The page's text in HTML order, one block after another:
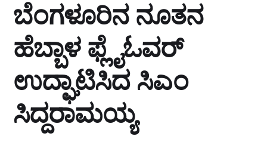
ಬೆಂಗಳೂರಿನ ನೂತನ
ಹೆಬ್ಬಾಳ ಫ್ಲೈಓವರ್‌
ಉದ್ಘಾಟಿಸಿದ ಸಿಎಂ
ಸಿದ್ದರಾಮಯ್ಯ